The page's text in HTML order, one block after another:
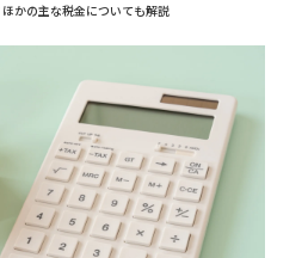
かの主な税金についても解説